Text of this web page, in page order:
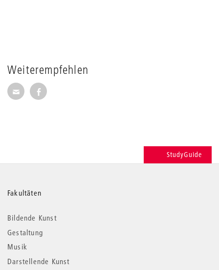
Weiterempfehlen
Seite per E-Mail weiterempfehlen
Seite auf Facebook weiterempfehlen
StudyGuide
Weitere
Informationen
Fakultäten
Bildende Kunst
Gestaltung
Musik
Darstellende Kunst